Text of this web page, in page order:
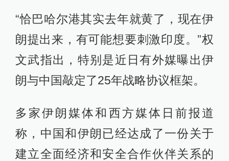
“恰巴哈尔港其实去年就黄了，现在伊
朗提出来，有可能想要刺激印度。”权
文武指出，特别是近日有外媒曝出伊
朗与中国敲定了25年战略协议框架。
多家伊朗媒体和西方媒体日前报道
称，中国和伊朗已经达成了一份关于
建立全面经济和安全合作伙伴关系的